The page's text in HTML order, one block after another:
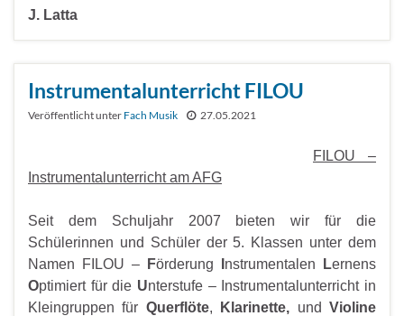
J. Latta
Instrumentalunterricht FILOU
Veröffentlicht unter Fach Musik 27.05.2021
FILOU –
Instrumentalunterricht am AFG
Seit dem Schuljahr 2007 bieten wir für die
Schülerinnen und Schüler der 5. Klassen unter dem
Namen FILOU –
Förderung nstrumentalen Lernens
Optimiert für die Unterstufe – Instrumentalunterricht in
Kleingruppen für Querflöte, Klarinette, undVioline